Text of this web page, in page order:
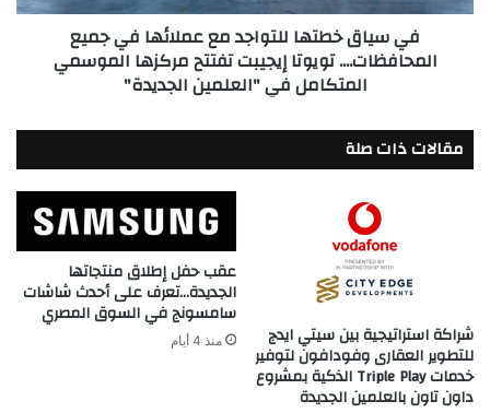
المحافظات....
إيجيبت
المتكامل
في
في سياق خطتها للتواجد مع عملائها في جميع
المحافظات.... تويوتا إيجيبت تفتتح مركزها الموسمي
المتكامل في "العلمين الجديدة"
مقالات ذات صلة
شراكة استراتيجية بين سيتي ايدج
للتطوير العقارى وفودافون لتوفير
خدمات Triple Play الذكية بمشروع
داون تاون بالعلمين الجديدة
عقب حفل إطلاق منتجاتها
الجديدة…تعرف على أحدث شاشات
سامسونج في السوق المصري
منذ 4 أيام